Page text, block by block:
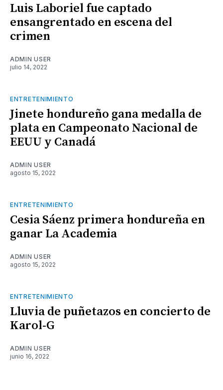
Luis Laboriel fue captado
ensangrentado en escena del
crimen
ADMIN USER
julio 14, 2022
ENTRETENIMIENTO
Jinete hondureño gana medalla de
plata en Campeonato Nacional de
EEUU y Canadá
ADMIN USER
agosto 15, 2022
ENTRETENIMIENTO
Cesia Sáenz primera hondureña en
ganar La Academia
ADMIN USER
agosto 15, 2022
ENTRETENIMIENTO
Lluvia de puñetazos en concierto de
Karol-G
ADMIN USER
junio 16, 2022